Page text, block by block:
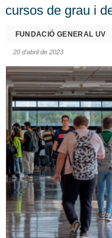
cursos de grau i
FUNDACIÓ GENERAL UV
20 d’abril de 2023